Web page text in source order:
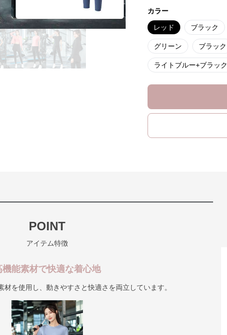
カラー
レッド ブラック
グリーン ブラック
ライトブルー+ブラック
POINT
アイテム特徴
機能素材で快適な着心地
を使用し、動きやすさと快適さを両立しています。